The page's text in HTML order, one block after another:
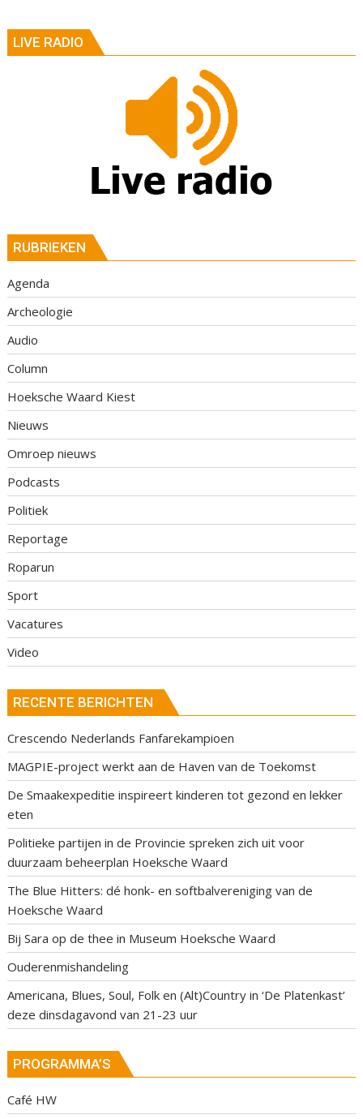
LIVE RADIO
RUBRIEKEN
Agenda
Archeologie
Audio
Column
Hoeksche Waard Kiest
Nieuws
Omroep nieuws
Podcasts
Politiek
Reportage
Roparun
Sport
Vacatures
Video
RECENTE BERICHTEN
Crescendo Nederlands Fanfarekampioen
MAGPIE-project werkt aan de Haven van de Toekomst
De Smaakexpeditie inspireert kinderen tot gezond en lekker
eten
Politieke partijen in de Provincie spreken zich uit voor
duurzaam beheerplan Hoeksche Waard
The Blue Hitters: dé honk- en softbalvereniging van de
Hoeksche Waard
Bij Sara op de thee in Museum Hoeksche Waard
Ouderenmishandeling
Americana, Blues, Soul, Folk en (Alt)Country in ‘De Platenkast’
deze dinsdagavond van 21-23 uur
PROGRAMMA’S
Café HW